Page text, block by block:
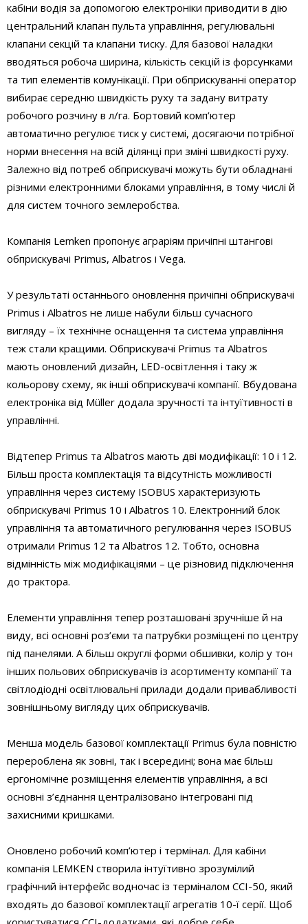
кабіни водія за допомогою електроніки приводити в дію
центральний клапан пульта управління, регулювальні
клапани секцій та клапани тиску. Для базової наладки
вводяться робоча ширина, кількість секцій із форсунками
та тип елементів комунікації. При обприскуванні оператор
вибирає середню швидкість руху та задану витрату
робочого розчину в л/га. Бортовий комп’ютер
автоматично регулює тиск у системі, досягаючи потрібної
норми внесення на всій ділянці при зміні швидкості руху.
Залежно від потреб обприскувачі можуть бути обладнані
різними електронними блоками управління, в тому числі й
для систем точного землеробства.
Компанія Lemken пропонує аграріям причіпні штангові
обприскувачі Primus, Albatros і Vega.
У результаті останнього оновлення причіпні обприскувачі
Primus і Albatros не лише набули більш сучасного
вигляду – їх технічне оснащення та система управління
теж стали кращими. Обприскувачі Primus та Albatros
мають оновлений дизайн, LED-освітлення і таку ж
кольорову схему, як інші обприскувачі компанії. Вбудована
електроніка від Müller додала зручності та інтуїтивності в
управлінні.
Відтепер Primus та Albatros мають дві модифікації: 10 і 12.
Більш проста комплектація та відсутність можливості
управління через систему ISOBUS характеризують
обприскувачі Primus 10 і Albatros 10. Електронний блок
управління та автоматичного регулювання через ISOBUS
отримали Primus 12 та Albatros 12. Тобто, основна
відмінність між модифікаціями – це різновид підключення
до трактора.
Елементи управління тепер розташовані зручніше й на
виду, всі основні роз’єми та патрубки розміщені по центру
під панелями. А більш округлі форми обшивки, колір у тон
інших польових обприскувачів із асортименту компанії та
світлодіодні освітлювальні прилади додали привабливості
зовнішньому вигляду цих обприскувачів.
Менша модель базової комплектації Primus була повністю
перероблена як зовні, так і всередині; вона має більш
ергономічне розміщення елементів управління, а всі
основні з’єднання централізовано інтегровані під
захисними кришками.
Оновлено робочий комп’ютер і термінал. Для кабіни
компанія LEMKEN створила інтуїтивно зрозумілий
графічний інтерфейс водночас із терміналом CCI-50, який
входять до базової комплектації агрегатів 10-ї серії. Щоб